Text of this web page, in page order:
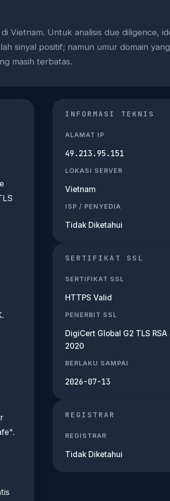
Vietnam. Untuk analisis due diligence,
sinyal positif; namun umur domain yang
masih terbatas.
INFORMASI TEKNIS
ALAMAT IP
49.213.95.151
LOKASI SERVER
Vietnam
ISP / PENYEDIA
Tidak Diketahui
SERTIFIKAT SSL
SERTIFIKAT SSL
HTTPS Valid
PENERBIT SSL
DigiCert Global G2 TLS RSA
2020
BERLAKU SAMPAI
2026-07-13
REGISTRAR
REGISTRAR
Tidak Diketahui